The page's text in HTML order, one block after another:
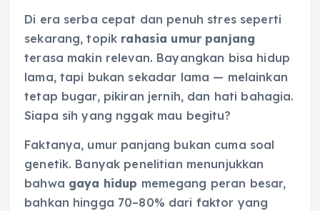
Di era serba cepat dan penuh stres seperti
sekarang, topik rahasia umur panjang
terasa makin relevan. Bayangkan bisa hidup
lama, tapi bukan sekadar lama — melainkan
tetap bugar, pikiran jernih, dan hati bahagia.
Siapa sih yang nggak mau begitu?
Faktanya, umur panjang bukan cuma soal
genetik. Banyak penelitian menunjukkan
bahwa gaya hidup memegang peran besar,
bahkan hingga 70–80% dari faktor yang